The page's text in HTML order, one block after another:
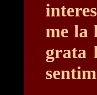
me la
grata